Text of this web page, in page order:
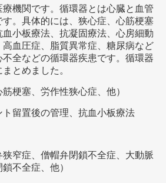
機関です。循環器とは心臓と血管
。具体的には、狭心症、心筋梗塞
小板療法、抗凝固療法、心房細動
血圧症、脂質異常症、糖尿病など
全などの循環器疾患です。循環器
とめました。
梗塞、労作性狭心症、他）
ト留置後の管理、抗血小板療法
狭窄症、僧帽弁閉鎖不全症、大動脈
不全症、他）